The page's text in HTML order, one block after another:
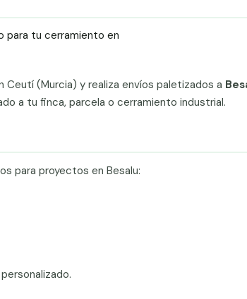
para tu cerramiento en
(Murcia) y realiza envíos paletizados a
a tu finca, parcela o cerramiento industrial.
para proyectos en Besalu: